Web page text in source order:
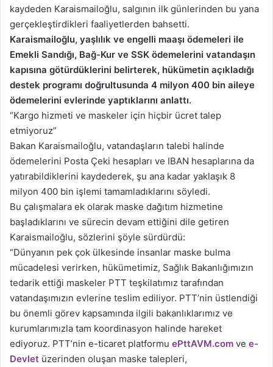
kaydeden Karaismailoğlu, salgının ilk günlerinden bu yana
gerçekleştirdikleri faaliyetlerden bahsetti.
Karaismailoğlu, yaşlılık ve engelli maaşı ödemeleri ile
Emekli Sandığı, Bağ-Kur ve SSK ödemelerini vatandaşın
kapısına götürdüklerini belirterek, hükümetin açıkladığı
destek programı doğrultusunda 4 milyon 400 bin aileye
ödemelerini evlerinde yaptıklarını anlattı.
“Kargo hizmeti ve maskeler için hiçbir ücret talep
etmiyoruz”
Bakan Karaismailoğlu, vatandaşların talebi halinde
ödemelerini Posta Çeki hesapları ve IBAN hesaplarına da
yatırabildiklerini kaydederek, şu ana kadar yaklaşık 8
milyon 400 bin işlemi tamamladıklarını söyledi.
Bu çalışmalara ek olarak maske dağıtım hizmetine
başladıklarını ve sürecin devam ettiğini dile getiren
Karaismailoğlu, sözlerini şöyle sürdürdü:
“Dünyanın pek çok ülkesinde insanlar maske bulma
mücadelesi verirken, hükümetimiz, Sağlık Bakanlığımızın
tedarik ettiği maskeler PTT teşkilatımız tarafından
vatandaşımızın evlerine teslim ediliyor. PTT’nin üstlendiği
bu önemli görev kapsamında ilgili bakanlıklarımız ve
kurumlarımızla tam koordinasyon halinde hareket
ediyoruz. PTT’nin e-ticaret platformu ePttAVM.com ve e-
Devlet üzerinden oluşan maske talepleri,